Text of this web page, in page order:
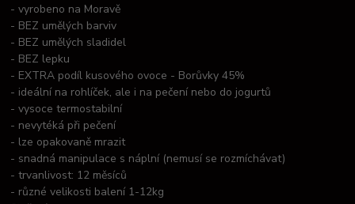
- vyrobeno na Moravě
- BEZ umělých barviv
- BEZ umělých sladidel
- BEZ lepku
- EXTRA podíl kusového ovoce - Borůvky 45%
- ideální na rohlíček, ale i na pečení nebo do jogurtů
- vysoce termostabilní
- nevytéká při pečení
- lze opakovaně mrazit
- snadná manipulace s náplní (nemusí se rozmíchávat)
- trvanlivost: 12 měsíců
- různé velikosti balení 1-12kg